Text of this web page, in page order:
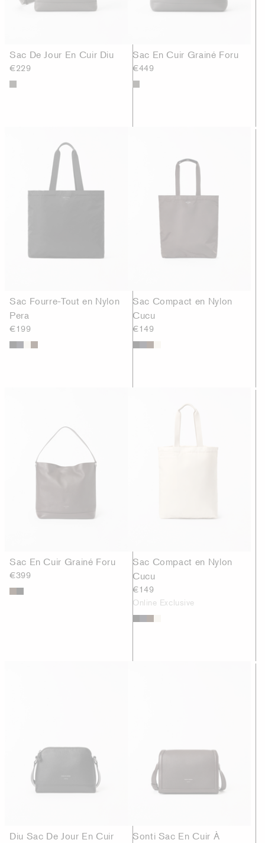
Sac De Jour En Cuir Diu
€229
Sac En Cuir Grainé Foru
€449
Sac Fourre-Tout en Nylon
Pera
€199
Sac Compact en Nylon
Cucu
€149
Sac En Cuir Grainé Foru
€399
Sac Compact en Nylon
Cucu
€149
Online Exclusive
Diu Sac De Jour En Cuir Sonti Sac En Cuir À